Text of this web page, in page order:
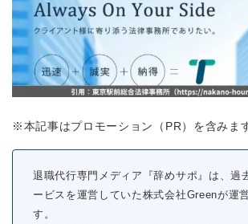
※本記事はプロモーション（PR）を含みま
退職代行専門メディア『辞めサポ』は、過
ービスを運営していた株式会社Greenが運
す。